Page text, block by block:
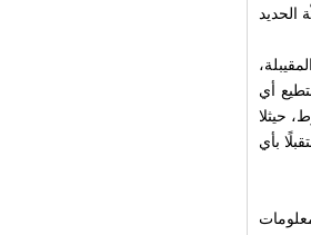
الحديد
أي
حيثلا
بأي
تزويدها بالمعلومات